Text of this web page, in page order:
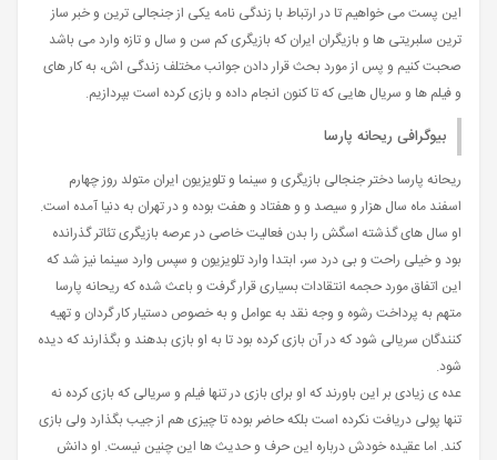
این پست می خواهیم تا در ارتباط با زندگی نامه یکی از جنجالی ترین و خبر ساز
ترین سلبریتی ها و بازیگران ایران که بازیگری کم سن و سال و تازه وارد می باشد
صحبت کنیم و پس از مورد بحث قرار دادن جوانب مختلف زندگی اش، به کار های
و فیلم ها و سریال هایی که تا کنون انجام داده و بازی کرده است بپردازیم.
بیوگرافی ریحانه پارسا
ریحانه پارسا دختر جنجالی بازیگری و سینما و تلویزیون ایران متولد روز چهارم
اسفند ماه سال هزار و سیصد و و هفتاد و هفت بوده و در تهران به دنیا آمده است.
او سال های گذشته اسگش را بدن فعالیت خاصی در عرصه بازیگری تئاتر گذرانده
بود و خیلی راحت و بی درد سر، ابتدا وارد تلویزیون و سپس وارد سینما نیز شد که
این اتفاق مورد حجمه انتقادات بسیاری قرار گرفت و باعث شده که ریحانه پارسا
متهم به پرداخت رشوه و وجه نقد به عوامل و به خصوص دستیار کار گردان و تهیه
کنندگان سریالی شود که در آن بازی کرده بود تا به او بازی بدهند و بگذارند که دیده
شود.
عده ی زیادی بر این باورند که او برای بازی در تنها فیلم و سریالی که بازی کرده نه
تنها پولی دریافت نکرده است بلکه حاضر بوده تا چیزی هم از جیب بگذارد ولی بازی
کند. اما عقیده خودش درباره این حرف و حدیث ها این چنین نیست. او دانش